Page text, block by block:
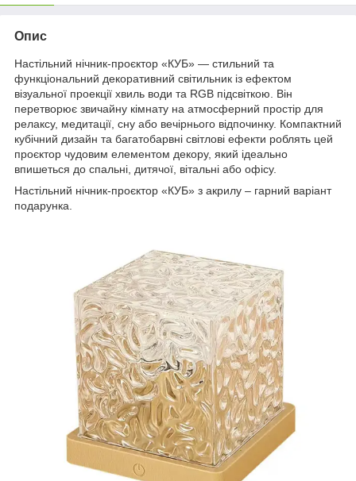
Опис
Настільний нічник-проєктор «КУБ» — стильний та
функціональний декоративний світильник із ефектом
візуальної проекції хвиль води та RGB підсвіткою. Він
перетворює звичайну кімнату на атмосферний простір для
релаксу, медитації, сну або вечірнього відпочинку. Компактний
кубічний дизайн та багатобарвні світлові ефекти роблять цей
проєктор чудовим елементом декору, який ідеально
впишеться до спальні, дитячої, вітальні або офісу.
Настільний нічник-проєктор «КУБ» з акрилу – гарний варіант
подарунка.